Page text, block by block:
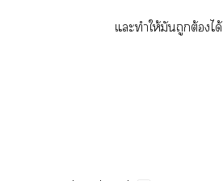
​​ให้​​​ต้​ได้